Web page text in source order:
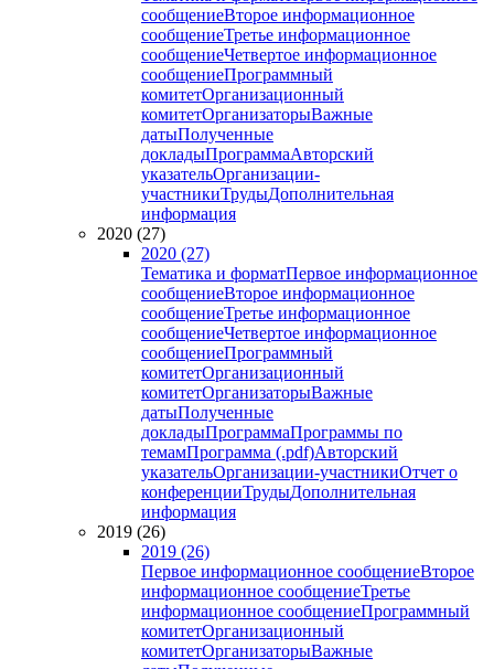
сообщениеВторое информационное
сообщениеТретье информационное
сообщениеЧетвертое информационное
сообщениеПрограммный
комитетОрганизационный
комитетОрганизаторыВажные
датыПолученные
докладыПрограммаАвторский
указательОрганизации-
участникиТрудыДополнительная
информация
2020 (27)
2020 (27)
Тематика и форматПервое информационное
сообщениеВторое информационное
сообщениеТретье информационное
сообщениеЧетвертое информационное
сообщениеПрограммный
комитетОрганизационный
комитетОрганизаторыВажные
датыПолученные
докладыПрограммаПрограммы по
темамПрограмма (.pdf)Авторский
указательОрганизации-участникиОтчет о
конференцииТрудыДополнительная
информация
2019 (26)
2019 (26)
Первое информационное сообщениеВторое
информационное сообщениеТретье
информационное сообщениеПрограммный
комитетОрганизационный
комитетОрганизаторыВажные